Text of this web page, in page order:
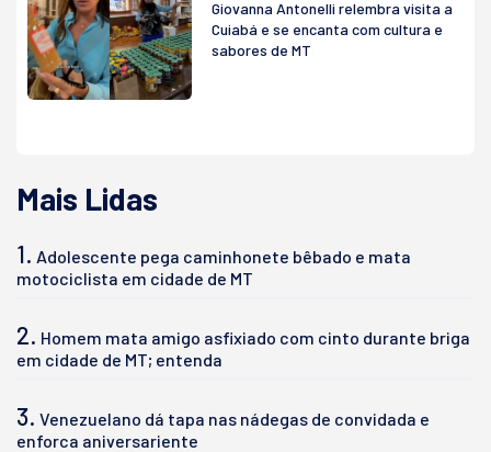
Giovanna Antonelli relembra visita a
Cuiabá e se encanta com cultura e
sabores de MT
Mais Lidas
1. Adolescente pega caminhonete bêbado e mata
motociclista em cidade de MT
2. Homem mata amigo asfixiado com cinto durante briga
em cidade de MT; entenda
3. Venezuelano dá tapa nas nádegas de convidada e
enforca aniversariente